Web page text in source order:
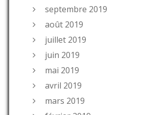
septembre 2019
août 2019
juillet 2019
juin 2019
mai 2019
avril 2019
mars 2019